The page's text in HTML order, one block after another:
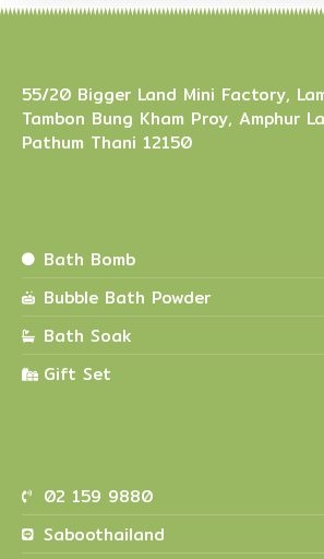
55/20 Bigger Land Mini Factory,
Tambon Bung Kham Proy, Amphur
Pathum Thani 12150
Bath Bomb
Bubble Bath Powder
Bath Soak
Gift Set
02 159 9880
Saboothailand